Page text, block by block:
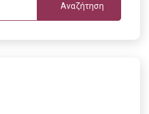
Αναζήτηση